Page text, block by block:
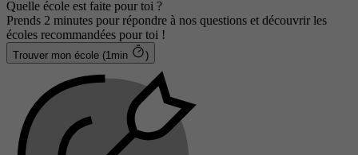
Quelle école est faite pour toi ?
Prends 2 minutes pour répondre à nos questions et découvrir les
écoles recommandées pour toi !
Trouver mon école (1min )